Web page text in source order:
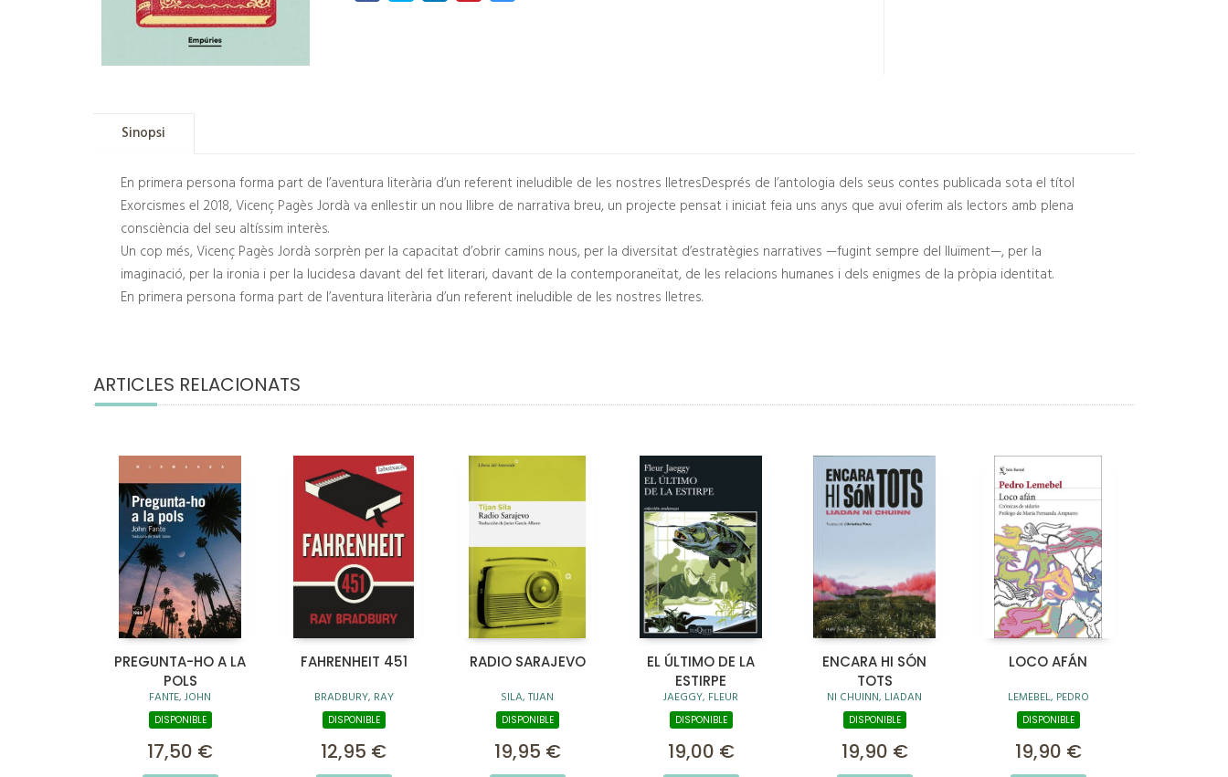
Sinopsi
En primera persona forma part de l’aventura literària d’un referent ineludible de les nostres lletresDesprés de l’antologia dels seus contes publicada sota el títol
Exorcismes el 2018, Vicenç Pagès Jordà va enllestir un nou llibre de narrativa breu, un projecte pensat i iniciat feia uns anys que avui oferim als lectors amb plena
consciència del seu altíssim interès.
Un cop més, Vicenç Pagès Jordà sorprèn per la capacitat d’obrir camins nous, per la diversitat d’estratègies narratives —fugint sempre del lluïment—, per la
imaginació, per la ironia i per la lucidesa davant del fet literari, davant de la contemporaneïtat, de les relacions humanes i dels enigmes de la pròpia identitat.
En primera persona forma part de l’aventura literària d’un referent ineludible de les nostres lletres.
ARTICLES RELACIONATS
PREGUNTA-HO A LA
POLS
FANTE, JOHN
DISPONIBLE
17,50 €
FAHRENHEIT 451
BRADBURY, RAY
DISPONIBLE
12,95 €
RADIO SARAJEVO
SILA, TIJAN
DISPONIBLE
19,95 €
EL ÚLTIMO DE LA
ESTIRPE
JAEGGY, FLEUR
DISPONIBLE
19,00 €
ENCARA HI SÓN
TOTS
NI CHUINN, LIADAN
DISPONIBLE
19,90 €
LOCO AFÁN
LEMEBEL, PEDRO
DISPONIBLE
19,90 €